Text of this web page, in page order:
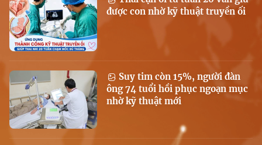
được con nhờ kỹ thuật truyền ối
Suy tim còn 15%, người đàn
ông 74 tuổi hồi phục ngoạn mục
nhờ kỹ thuật mới